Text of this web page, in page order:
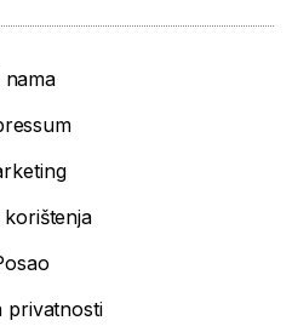
nama
korištenja
privatnosti